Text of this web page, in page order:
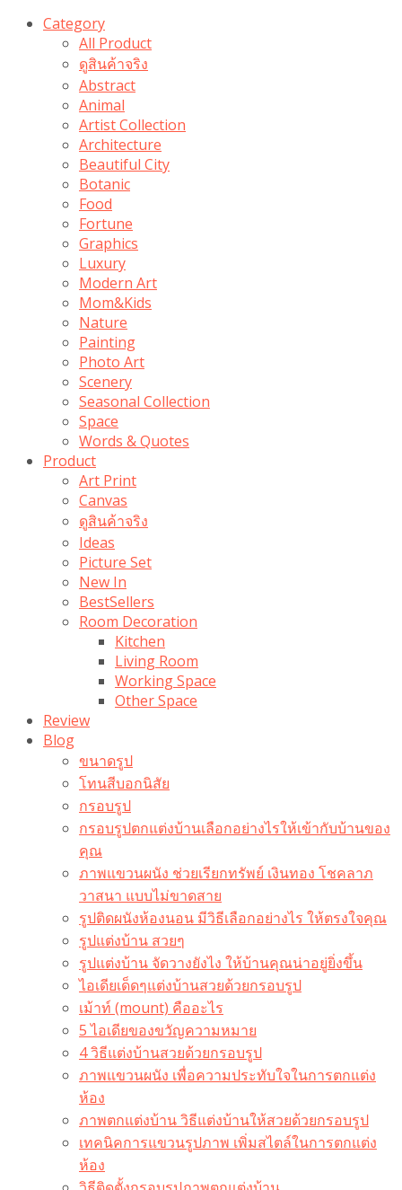
Category
All Product
ดูสินค้าจริง
Abstract
Animal
Artist Collection
Architecture
Beautiful City
Botanic
Food
Fortune
Graphics
Luxury
Modern Art
Mom&Kids
Nature
Painting
Photo Art
Scenery
Seasonal Collection
Space
Words & Quotes
Product
Art Print
Canvas
ดูสินค้าจริง
Ideas
Picture Set
New In
BestSellers
Room Decoration
Kitchen
Living Room
Working Space
Other Space
Review
Blog
ขนาดรูป
โทนสีบอกนิสัย
กรอบรูป
กรอบรูปตกแต่งบ้านเลือกอย่างไรให้เข้ากับบ้านของ
คุณ
ภาพแขวนผนัง ช่วยเรียกทรัพย์ เงินทอง โชคลาภ
วาสนา แบบไม่ขาดสาย
รูปติดผนังห้องนอน มีวิธีเลือกอย่างไร ให้ตรงใจคุณ
รูปแต่งบ้าน สวยๆ
รูปแต่งบ้าน จัดวางยังไง ให้บ้านคุณน่าอยู่ยิ่งขึ้น
ไอเดียเด็ดๆแต่งบ้านสวยด้วยกรอบรูป
เม้าท์ (mount) คืออะไร​
5 ไอเดียของขวัญความหมาย
4 วิธีแต่งบ้านสวยด้วยกรอบรูป
ภาพแขวนผนัง เพื่อความประทับใจในการตกแต่ง
ห้อง
ภาพตกแต่งบ้าน วิธีแต่งบ้านให้สวยด้วยกรอบรูป
เทคนิคการแขวนรูปภาพ เพิ่มสไตล์ในการตกแต่ง
ห้อง